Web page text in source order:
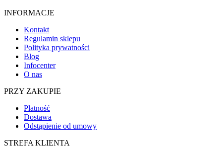
INFORMACJE
Kontakt
Regulamin sklepu
Polityka prywatności
Blog
Infocenter
O nas
PRZY ZAKUPIE
Płatność
Dostawa
Odstąpienie od umowy
STREFA KLIENTA